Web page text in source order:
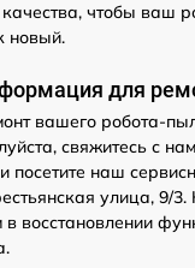
чтобы ваш
новый.
для
вашего робота-
свяжитесь с
посетите наш
улица, 9/
в восстановлении